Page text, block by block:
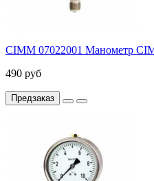
CIMM 07022001 Манометр
490 руб
Предзаказ